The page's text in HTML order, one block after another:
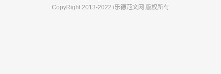
CopyRight 2013-2022 i乐德范文网 版权所有